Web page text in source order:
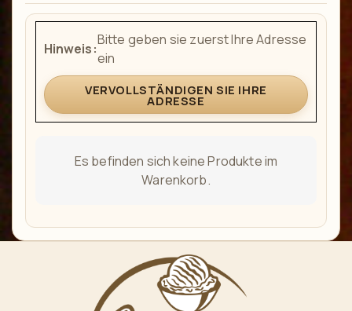
Hinweis:
Bitte geben sie zuerst Ihre Adresse
ein
VERVOLLSTÄNDIGEN SIE IHRE
ADRESSE
Es befinden sich keine Produkte im
Warenkorb.